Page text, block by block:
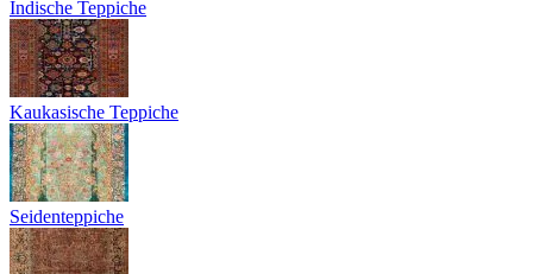
Indische Teppiche
Kaukasische Teppiche
Seidenteppiche